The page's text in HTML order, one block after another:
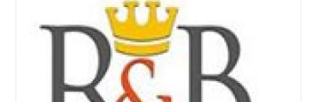
Con
Las
Tres
Diseñadoras
De
Joyas
Del
Atlántico